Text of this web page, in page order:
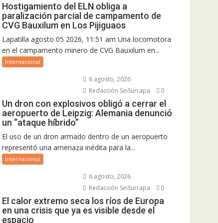
Hostigamiento del ELN obliga a
paralización parcial de campamento de
CVG Bauxilum en Los Pijiguaos
Lapatilla agosto 05 2026, 11:51 am Una locomotora
en el campamento minero de CVG Bauxilum en...
Internacional
6 agosto, 2026
Redacción SinSurrapa
0
Un dron con explosivos obligó a cerrar el
aeropuerto de Leipzig: Alemania denunció
un “ataque híbrido”
El uso de un dron armado dentro de un aeropuerto
representó una amenaza inédita para la...
Internacional
6 agosto, 2026
Redacción SinSurrapa
0
El calor extremo seca los ríos de Europa
en una crisis que ya es visible desde el
espacio